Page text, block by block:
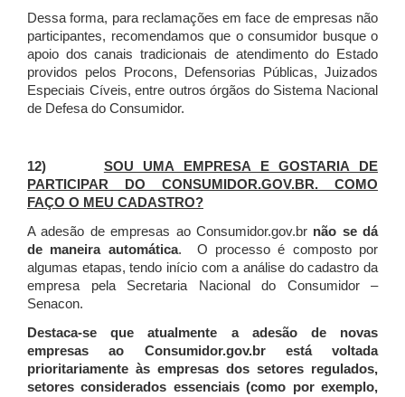
Dessa forma, para reclamações em face de empresas não
participantes, recomendamos que o consumidor busque o
apoio dos canais tradicionais de atendimento do Estado
providos pelos Procons, Defensorias Públicas, Juizados
Especiais Cíveis, entre outros órgãos do Sistema Nacional
de Defesa do Consumidor.
12) SOU UMA EMPRESA E GOSTARIA DE
PARTICIPAR DO CONSUMIDOR.GOV.BR. COMO
FAÇO O MEU CADASTRO?
A adesão de empresas ao Consumidor.gov.br não se dá
de maneira automática. O processo é composto por
algumas etapas, tendo início com a análise do cadastro da
empresa pela Secretaria Nacional do Consumidor –
Senacon.
Destaca-se que atualmente a adesão de novas
empresas ao Consumidor.gov.br está voltada
prioritariamente às empresas dos setores regulados,
setores considerados essenciais (como por exemplo,